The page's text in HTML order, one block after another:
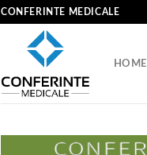
CONFERINTE MEDICALE
HOME